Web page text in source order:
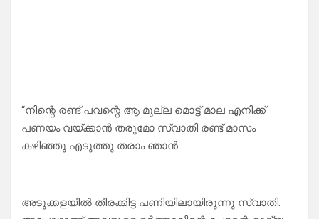
“നിന്റെ രണ്ട് പവന്റെ ആ മുല്ല മൊട്ട് മാല എനിക്ക്
പണയം വയ്ക്കാൻ തരുമോ സ്വാതി രണ്ട് മാസം
കഴിഞ്ഞു എടുത്തു തരാം ഞാൻ.
അടുക്കളയിൽ തിരക്കിട്ട പണിയിലായിരുന്നു സ്വാതി.